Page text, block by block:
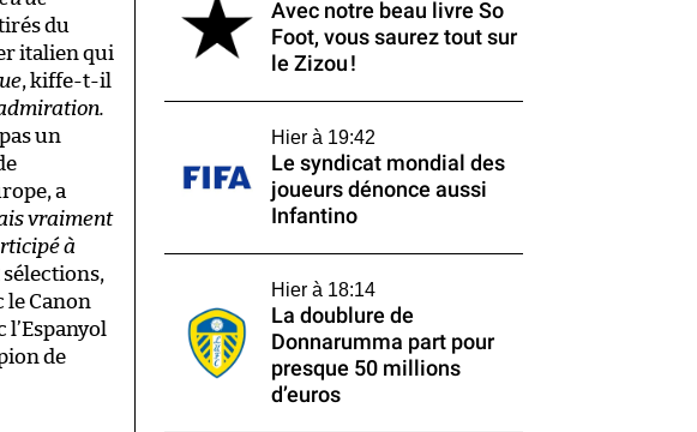
du
italien qui
, kiffe-t-il
un
a
vraiment
à
sélections,
le Canon
de
Avec notre beau livre So
Foot, vous saurez tout sur
le Zizou !
Hier à 19:42
Le syndicat mondial des
joueurs dénonce aussi
Infantino
Hier à 18:14
La doublure de
Donnarumma part pour
presque 50 millions
d’euros